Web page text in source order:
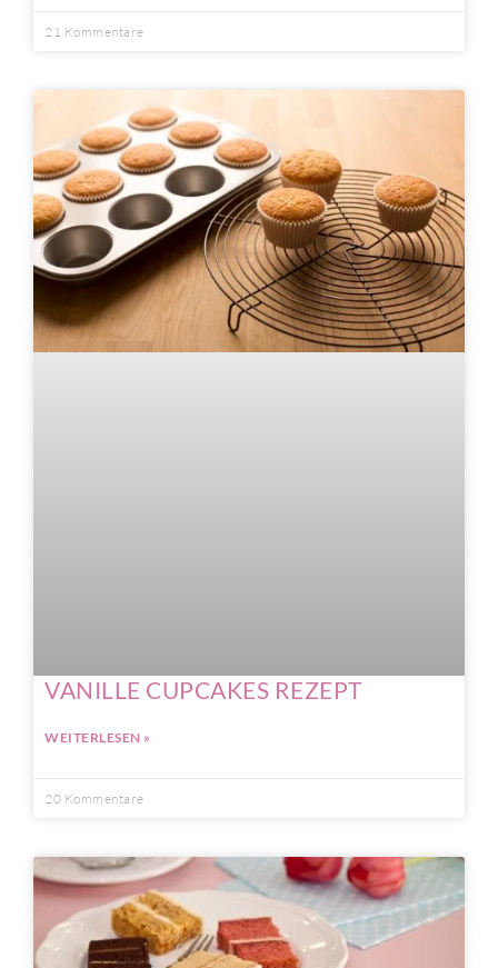
21 Kommentare
VANILLE CUPCAKES REZEPT
WEITERLESEN »
20 Kommentare